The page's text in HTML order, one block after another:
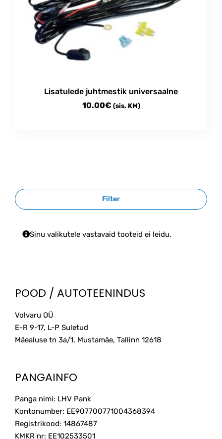
Lisatulede juhtmestik universaalne
10.00€ (sis. KM)
Filter
Sinu valikutele vastavaid tooteid ei leidu.
POOD / AUTOTEENINDUS
Volvaru OÜ
E-R 9-17, L-P Suletud
Mäealuse tn 3a/1, Mustamäe, Tallinn 12618
PANGAINFO
Panga nimi: LHV Pank
Kontonumber: EE907700771004368394
Registrikood: 14867487
KMKR nr: EE102533501